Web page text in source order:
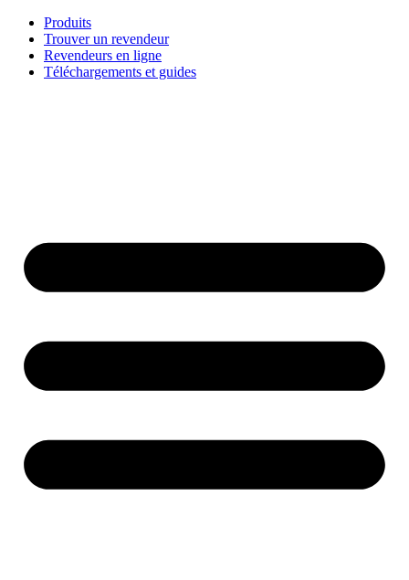
Aller
contenu
Produits
Trouver un revendeur
Revendeurs en ligne
Téléchargements et guides